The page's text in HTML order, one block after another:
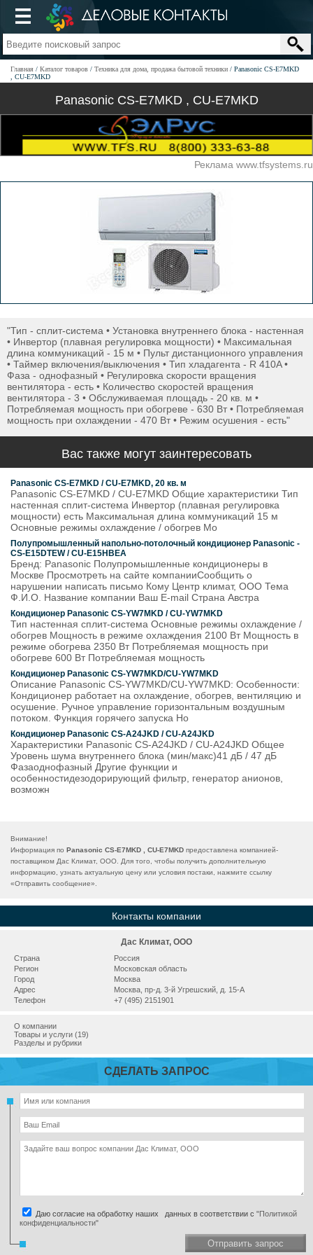
Главная Каталог товаров Техника для дома, продажа бытовой техники
Panasonic CS-E7MKD
, CU-E7MKD
Panasonic CS-E7MKD , CU-E7MKD
Реклама www.tfsystems.ru
"Тип - сплит-система • Установка внутреннего блока - настенная
• Инвертор (плавная регулировка мощности) • Максимальная
длина коммуникаций - 15 м • Пульт дистанционного управления
• Таймер включения/выключения • Тип хладагента - R 410A •
Фаза - однофазный • Регулировка скорости вращения
вентилятора - есть • Количество скоростей вращения
вентилятора - 3 • Обслуживаемая площадь - 20 кв. м •
Потребляемая мощность при обогреве - 630 Вт • Потребляемая
мощность при охлаждении - 470 Вт • Режим осушения - есть"
Вас также могут заинтересовать
Panasonic CS-E7MKD / CU-E7MKD, 20 кв. м
Panasonic CS-E7MKD / CU-E7MKD Общие характеристики Тип
настенная сплит-система Инвертор (плавная регулировка
мощности) есть Максимальная длина коммуникаций 15 м
Основные режимы охлаждение / обогрев Мо
Полупромышленный напольно-потолочный кондиционер Panasonic -
CS-E15DTEW / CU-E15HBEA
Бренд: Panasonic Полупромышленные кондиционеры в
Москве Просмотреть на сайте компанииСообщить о
нарушении написать письмо Кому Центр климат, ООО Тема
Ф.И.О. Название компании Ваш E-mail Страна Австра
Кондиционер Panasonic CS-YW7MKD / CU-YW7MKD
Тип настенная сплит-система Основные режимы охлаждение /
обогрев Мощность в режиме охлаждения 2100 Вт Мощность в
режиме обогрева 2350 Вт Потребляемая мощность при
обогреве 600 Вт Потребляемая мощность
Кондиционер Panasonic CS-YW7MKD/CU-YW7MKD
Описание Panasonic CS-YW7MKD/CU-YW7MKD: Особенности:
Кондиционер работает на охлаждение, обогрев, вентиляцию и
осушение. Ручное управление горизонтальным воздушным
потоком. Функция горячего запуска Ho
Кондиционер Panasonic CS-A24JKD / CU-A24JKD
Характеристики Panasonic CS-A24JKD / CU-A24JKD Общее
Уровень шума внутреннего блока (мин/макс)41 дБ / 47 дБ
Фазаоднофазный Другие функции и
особенностидезодорирующий фильтр, генератор анионов,
возможн
Внимание!
Информация по Panasonic CS-E7MKD , CU-E7MKD предоставлена компанией-
поставщиком Дас Климат, ООО. Для того, чтобы получить дополнительную
информацию, узнать актуальную цену или условия постаки, нажмите ссылку
«Отправить сообщение».
Контакты компании
Дас Климат, ООО
Страна
Россия
Регион
Московская область
Город
Москва
Адрес
Москва, пр-д. 3-й Угрешский, д. 15-А
Телефон
+7 (495) 2151901
О компании
Товары и услуги (19)
Разделы и рубрики
СДЕЛАТЬ ЗАПРОС
Даю согласие на обработку наших данных в соответствии с "Политикой
конфиденциальности"
Отправить запрос